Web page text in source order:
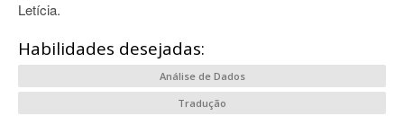
Letícia.
Habilidades desejadas:
Análise de Dados
Tradução